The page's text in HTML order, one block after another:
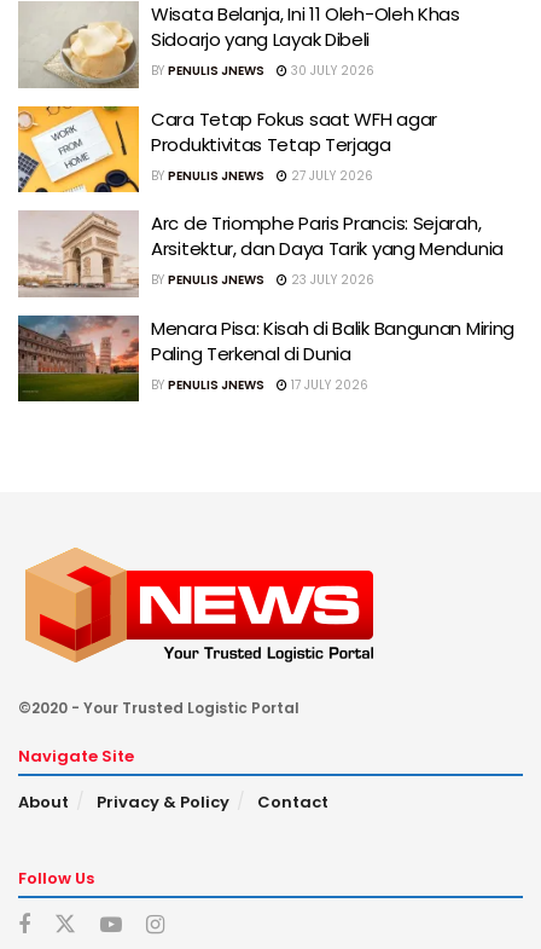
Wisata Belanja, Ini 11 Oleh-Oleh Khas
Sidoarjo yang Layak Dibeli
BY PENULIS JNEWS 30 JULY 2026
Cara Tetap Fokus saat WFH agar
Produktivitas Tetap Terjaga
BY PENULIS JNEWS 27 JULY 2026
Arc de Triomphe Paris Prancis: Sejarah,
Arsitektur, dan Daya Tarik yang Mendunia
BY PENULIS JNEWS 23 JULY 2026
Menara Pisa: Kisah di Balik Bangunan Miring
Paling Terkenal di Dunia
BY PENULIS JNEWS 17 JULY 2026
©2020 - Your Trusted Logistic Portal
Navigate Site
About
Privacy & Policy Contact
Follow Us